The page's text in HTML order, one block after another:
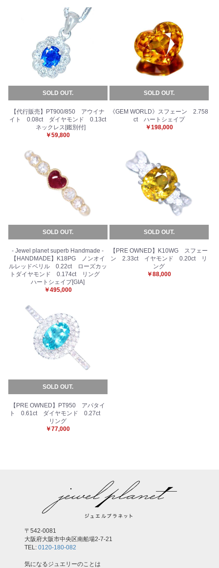
SOLD OUT.
【代行販売】PT900/850 アウイナ
イト 0.08ct ダイヤモンド 0.13ct
ネックレス[鑑別付]
￥59,800
SOLD OUT.
《GEM WORLD》スフェーン 2.758
ct ハートシェイプ
￥198,000
SOLD OUT.
- Jewel planet superb Handmade -
【HANDMADE】K18PG ノンオイ
ルレッドベリル 0.22ct ローズカッ
トダイヤモンド 0.174ct リング
ハートシェイプ[GIA]
￥495,000
SOLD OUT.
【PRE OWNED】K10WG スフェー
ン 2.33ct イヤモンド 0.20ct リ
ング
￥88,000
SOLD OUT.
【PRE OWNED】PT950 アパタイ
ト 0.61ct ダイヤモンド 0.27ct
リング
￥77,000
お買い物を続ける カートへ進む
〒542-0081
大阪府大阪市中央区南船場2-7-21
TEL: 0120-180-082
気になるジュエリーのことは